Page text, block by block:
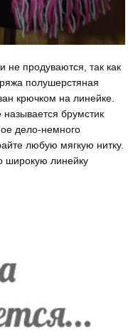
продуваются, так как
полушерстяная
крючком на линейке.
брумстик
дело-немного
любую мягкую нитку.
широкую линейку